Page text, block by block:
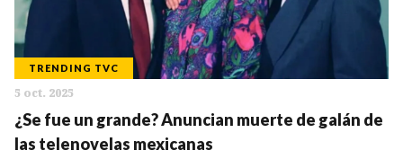
TRENDING TVC
5 oct. 2025
¿Se fue un grande? Anuncian muerte de galán de
las telenovelas mexicanas